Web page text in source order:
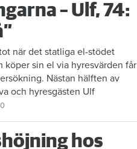
– Ulf, 74:
när det statliga el-stödet
köper sin el via hyresvärden får
Nästan hälften av
och hyresgästen Ulf
hos